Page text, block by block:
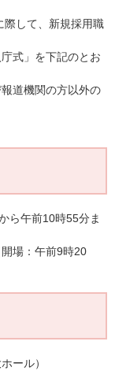
して、新規採用職
式」を下記のとお
道機関の方以外の
午前10時55分ま
時20
ール）